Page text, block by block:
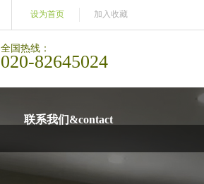
设为首页 加入收藏
全国热线：
020-82645024
联系我们&contact